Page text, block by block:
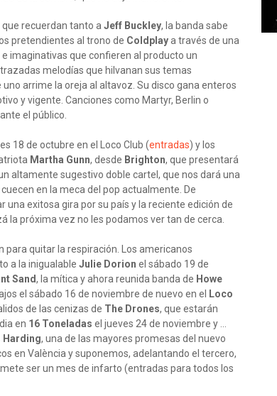
recuerdan tanto a Jeff Buckley, la banda sabe
pretendientes al trono de Coldplaya través de una
imaginativas que confieren al producto un
melodías que hilvanan sus temas
arrime la oreja al altavoz. Su disco gana enteros
y vigente. Canciones como Martyr, Berlin o
el público.
18 de octubre en el Loco Club (entradas) y los
Martha Gunn, desde Brighton, que presentará
un altamente sugestivo doble cartel, que nos dará una
en la meca del pop actualmente. De
una exitosa gira por su país y la reciente edición de
la próxima vez no les podamos ver tan de cerca.
para quitar la respiración. Los americanos
a la inigualable Julie Dorion el sábado 19 de
Sand, la mítica y ahora reunida banda de Howe
el sábado 16 de noviembre de nuevo en el
Loco
de las cenizas de The Drones, que estarán
en 16 Toneladas el jueves 24 de noviembre y ...
Harding, una de las mayores promesas del nuevo
en València y suponemos, adelantando el tercero,
ser un mes de infarto (entradas para todos los